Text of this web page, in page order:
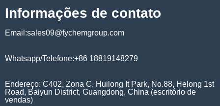
Informações de contato
Email:sales09@fychemgroup.com
Whatsapp/Telefone:+86 18819148279
Endereço: C402, Zona C, Huilong It Park, No.88, Helong 1st
Road, Baiyun District, Guangdong, China (escritório de
vendas)